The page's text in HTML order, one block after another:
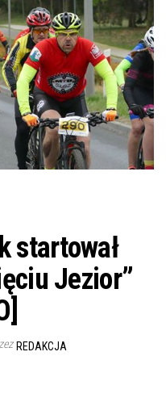
startował
Jezior”
REDAKCJA